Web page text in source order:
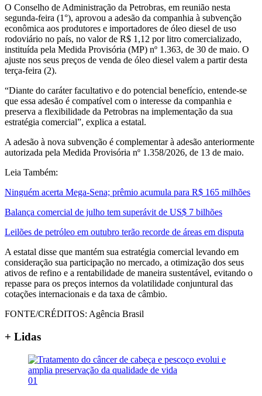
O Conselho de Administração da Petrobras, em reunião nesta
segunda-feira (1°), aprovou a adesão da companhia à subvenção
econômica aos produtores e importadores de óleo diesel de uso
rodoviário no país, no valor de R$ 1,12 por litro comercializado,
instituída pela Medida Provisória (MP) nº 1.363, de 30 de maio. O
ajuste nos seus preços de venda de óleo diesel valem a partir desta
terça-feira (2).
“Diante do caráter facultativo e do potencial benefício, entende-se
que essa adesão é compatível com o interesse da companhia e
preserva a flexibilidade da Petrobras na implementação da sua
estratégia comercial”, explica a estatal.
A adesão à nova subvenção é complementar à adesão anteriormente
autorizada pela Medida Provisória nº 1.358/2026, de 13 de maio.
Leia Também:
Ninguém acerta Mega-Sena; prêmio acumula para R$ 165 milhões
Balança comercial de julho tem superávit de US$ 7 bilhões
Leilões de petróleo em outubro terão recorde de áreas em disputa
A estatal disse que mantém sua estratégia comercial levando em
consideração sua participação no mercado, a otimização dos seus
ativos de refino e a rentabilidade de maneira sustentável, evitando o
repasse para os preços internos da volatilidade conjuntural das
cotações internacionais e da taxa de câmbio.
FONTE/CRÉDITOS: Agência Brasil
+ Lidas
01